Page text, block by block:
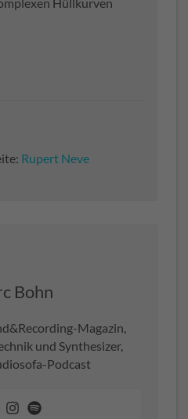
Rupert Neve
Bohn
Magazin,
und Synthesizer,
Podcast